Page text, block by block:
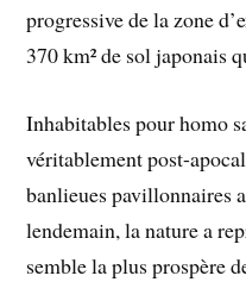
progressive de la zone
370 km² de sol japonais
Inhabitables pour homo
véritablement post-
banlieues pavillonnaires
lendemain, la nature a
semble la plus prospère